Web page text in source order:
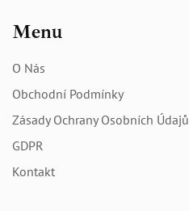
Menu
O Nás
Obchodní Podmínky
Zásady Ochrany Osobních Údajů
GDPR
Kontakt